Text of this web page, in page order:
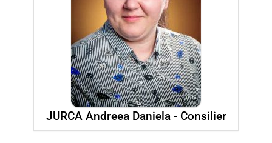
JURCA Andreea Daniela - Consilier